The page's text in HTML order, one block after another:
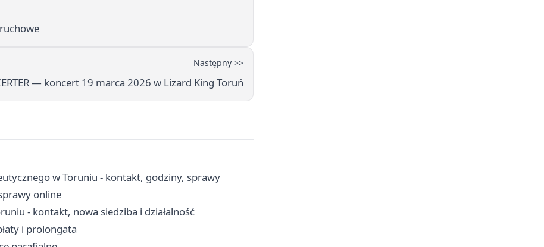
Następny >>
— koncert 19 marca 2026 w Lizard King Toruń
w Toruniu - kontakt, godziny, sprawy
online
- kontakt, nowa siedziba i działalność
i prolongata